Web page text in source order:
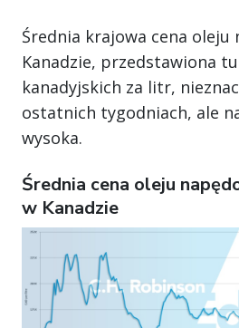
Średnia krajowa cena oleju
Kanadzie, przedstawiona
kanadyjskich za litr,
ostatnich tygodniach, ale
wysoka.
Średnia cena oleju
w Kanadzie